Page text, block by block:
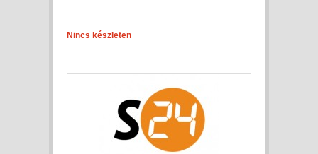
Nincs készleten